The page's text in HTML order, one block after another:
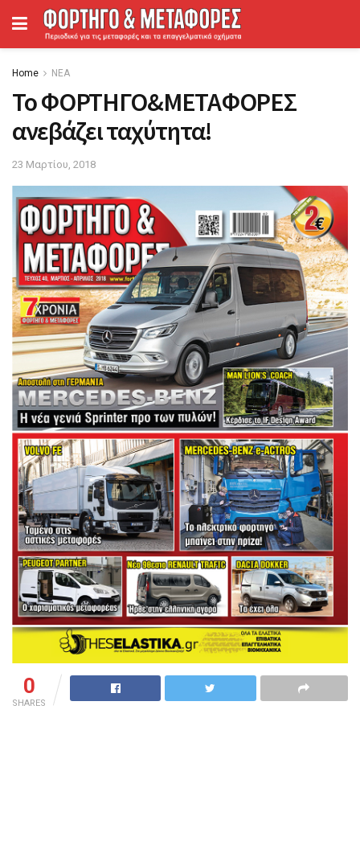
Home ΝΕΑ
Το ΦΟΡΤΗΓΟ&ΜΕΤΑΦΟΡΕΣ
ανεβάζει ταχύτητα!
23 Μαρτίου, 2018
0
SHARES